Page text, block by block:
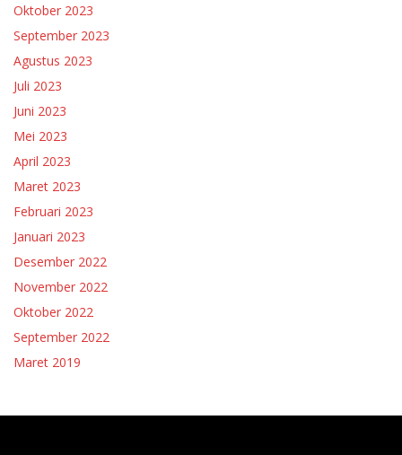
Oktober 2023
September 2023
Agustus 2023
Juli 2023
Juni 2023
Mei 2023
April 2023
Maret 2023
Februari 2023
Januari 2023
Desember 2022
November 2022
Oktober 2022
September 2022
Maret 2019